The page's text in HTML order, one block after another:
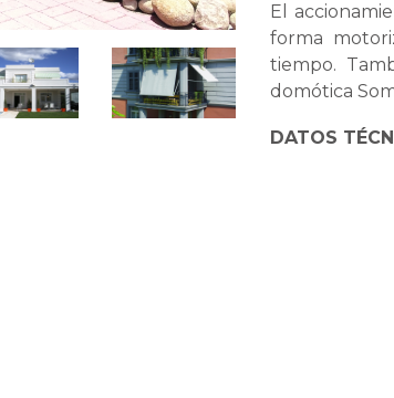
El
forma
tiempo.
domótica
DATOS